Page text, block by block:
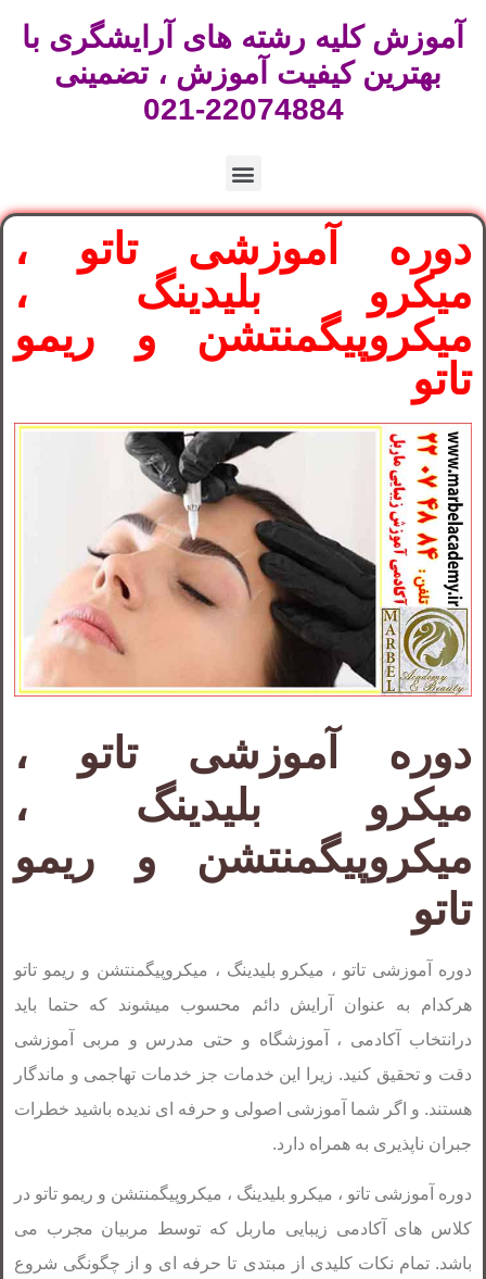
آموزش کلیه رشته های آرایشگری با
بهترین کیفیت آموزش ، تضمینی
22074884-021
دوره آموزشی تاتو ،
میکرو بلیدینگ ،
میکروپیگمنتشن و ریمو
تاتو
دوره آموزشی تاتو ،
میکرو بلیدینگ ،
میکروپیگمنتشن و ریمو
تاتو
دوره آموزشی تاتو ، میکرو بلیدینگ ، میکروپیگمنتشن و ریمو تاتو
هرکدام به عنوان آرایش دائم محسوب میشوند که حتما باید
درانتخاب آکادمی ، آموزشگاه و حتی مدرس و مربی آموزشی
دقت و تحقیق کنید. زیرا این خدمات جز خدمات تهاجمی و ماندگار
هستند. و اگر شما آموزشی اصولی و حرفه ای ندیده باشید خطرات
جبران ناپذیری به همراه دارد.
دوره آموزشی تاتو ، میکرو بلیدینگ ، میکروپیگمنتشن و ریمو تاتو در
کلاس های آکادمی زیبایی ماربل که توسط مربیان مجرب می
باشد. تمام نکات کلیدی از مبتدی تا حرفه ای و از چگونگی شروع